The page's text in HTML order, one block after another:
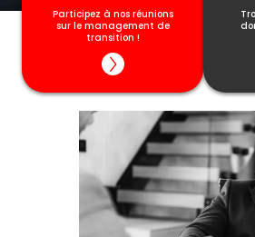
Participez à nos réunions
sur le management de
transition !
Cette date ne vous convient
toutes les dates